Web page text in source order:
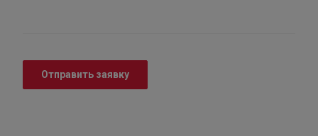
Отправить заявку